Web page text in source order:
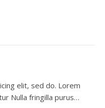
elit, sed do. Lorem
Nulla fringilla purus…